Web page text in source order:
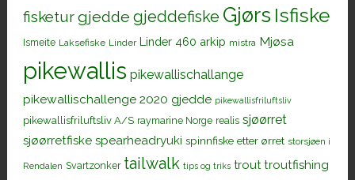
fisketurgjedde gjeddefiske Gjørs Isfiske
Ismeite Laksefiske Linder Linder 460 arkip mistra Mjøsa
pikewallis pikewallischallange
pikewallischallenge 2020 gjedde pikewallisfriluftsliv
pikewallisfriluftsliv A/S raymarine Norge realis sjøørret
sjøørretfiske spearheadryuki spinnfiske etter ørret storsjøen i
Rendalen Svartzonker tailwalk tips og triks trout troutfishing